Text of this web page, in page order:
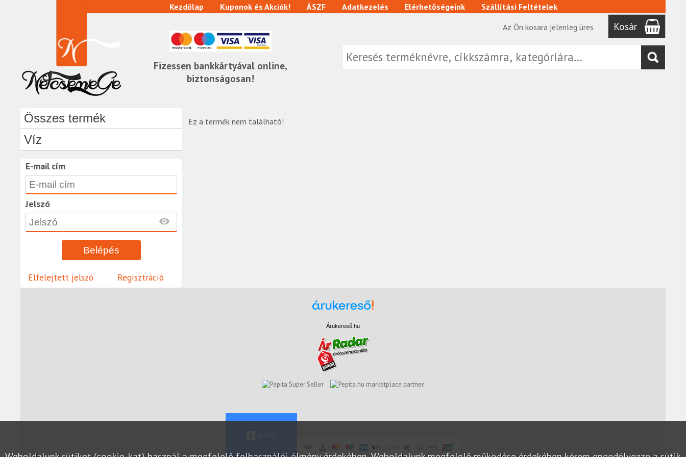
Fizessen bankkártyával online,
biztonságosan!
Kezdőlap Kuponok és Akciók! ÁSZF Adatkezelés Elérhetőségeink
Szállítási Feltételek
Az Ön kosara jelenleg üres
Kosár
Összes termék
Víz
E-mail cím
Jelszó
Elfelejtett jelszó Regisztráció
Ez a termék nem található!
Árukereső.hu
marketplace partner